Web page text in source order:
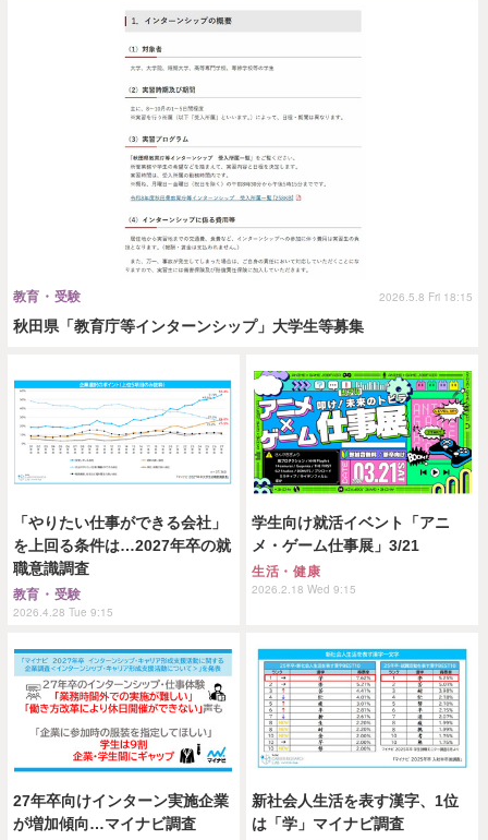
秋田県「教育庁等インターンシップ」大学生等募集
教育・受験 2026.5.8 Fri 18:15
「やりたい仕事ができる会社」
を上回る条件は…2027年卒の就
職意識調査
教育・受験
2026.4.28 Tue 9:15
学生向け就活イベント「アニ
メ・ゲーム仕事展」3/21
生活・健康
2026.2.18 Wed 9:15
27年卒向けインターン実施企業
が増加傾向…マイナビ調査
新社会人生活を表す漢字、1位
は「学」マイナビ調査